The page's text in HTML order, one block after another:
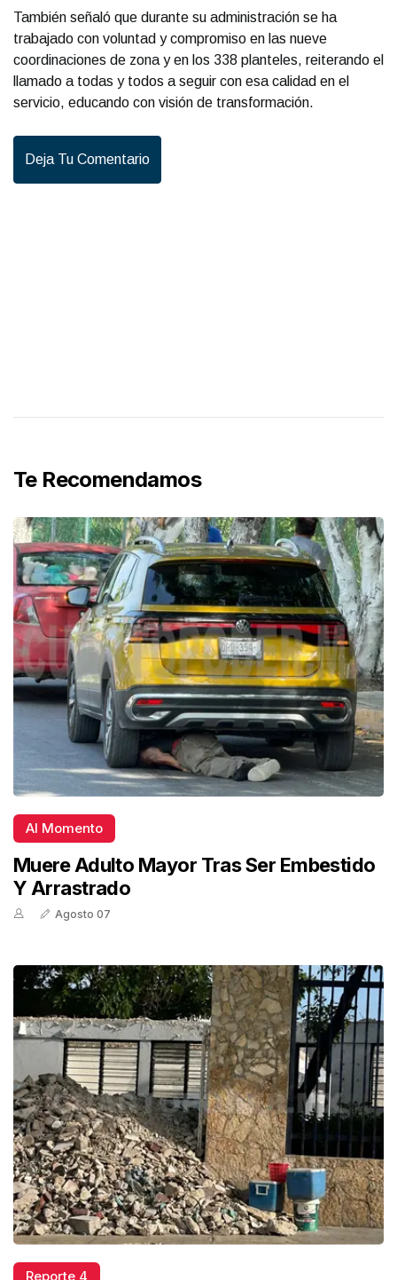
También señaló que durante su administración se ha
trabajado con voluntad y compromiso en las nueve
coordinaciones de zona y en los 338 planteles, reiterando el
llamado a todas y todos a seguir con esa calidad en el
servicio, educando con visión de transformación.
Deja Tu Comentario
Te Recomendamos
Al Momento
Muere Adulto Mayor Tras Ser Embestido
Y Arrastrado
Agosto 07
Reporte 4